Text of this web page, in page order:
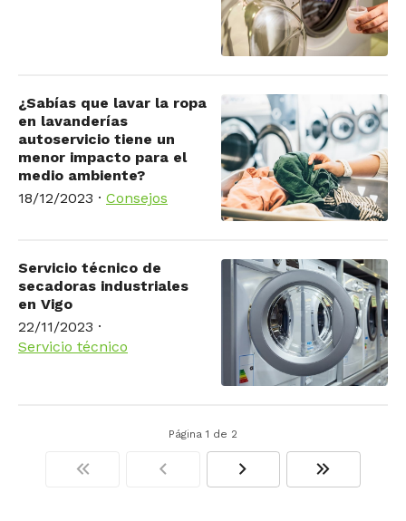
¿Sabías que lavar la ropa
en lavanderías
autoservicio tiene un
menor impacto para el
medio ambiente?
18/12/2023 · Consejos
Servicio técnico de
secadoras industriales
en Vigo
22/11/2023 ·
Servicio técnico
Página 1 de 2